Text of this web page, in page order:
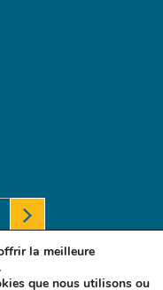
All Rights Reserved
la meilleure
que nous utilisons ou